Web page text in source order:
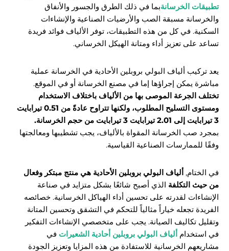
تطبيقات الخرسانةبما في ذلك الطرق والجسور والأنفاق
والخرسانة مسبقة الصب والأرضيات الصناعية والإنشاءات
السكنية. في كل من هذه التطبيقات، توفر الألياف فوائد فريدة
تساعد على تعزيز أداء ومتانة الهيكل الخرساني.
يعد تركيب ألياف البولي بروبلين الأحادية في الخرسانة عملية
مباشرة يمكن إجراؤها إما في مصنع الخرسانة أو في الموقع.
تختلف الجرعة الموصى بها من الألياف باختلاف الاستخدام
ومستوى التسليح المطلوب، ولكنها تتراوح عادةً من 0.51 تيرابايت
3 تيرابايت إلى 2.01 تيرابايت 3 تيرابايت من حجم الخرسانة.
بمجرد صب الخرسانة المقواة بالألياف، يجب تشطيبها ومعالجتها
وفقًا للممارسات الصناعية القياسية.
في الختام, ألياف البولي بروبلين الأحادية هي منتج مبتكر وفعال
من حيث التكلفة الذي أصبح شائعًا بشكل متزايد في صناعة
الإنشاءات لقدرته على تحسين أداء الهياكل الخرسانية. خصائصه
الفريدة تجعله خياراً مثالياً للتحكم في التشقق وتحسين المتانة
وتقليل تكاليف الصيانة. يجب على متخصصي الإنشاءات التفكير
في استخدام ألياف البولي بروبلين أحادية الشعيرات في
مشاريعهم الخرسانية للاستفادة من هذه المزايا وتعزيز الجودة